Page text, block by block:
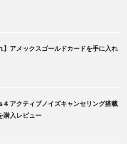
】アメックスゴールドカードを手に入れ
4 アクティブノイズキャンセリング搭載
購入レビュー